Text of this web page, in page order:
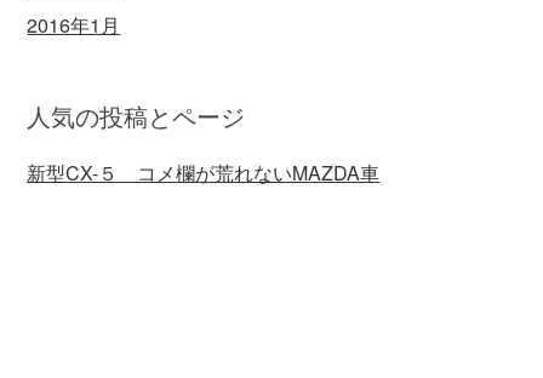
2016年1月
人気の投稿とページ
新型CX-５ コメ欄が荒れないMAZDA車